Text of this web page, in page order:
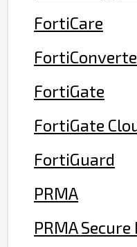
FortiCare
FortiGate
FortiGate
FortiGuard
PRMA
PRMA